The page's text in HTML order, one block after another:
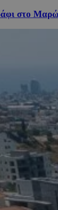
στο